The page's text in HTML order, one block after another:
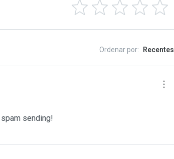
Ordenar por: Recentes
sending!